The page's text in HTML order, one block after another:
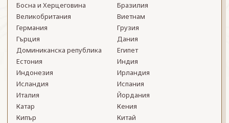
Босна и Херцеговина
Бразилия
Великобритания
Виетнам
Германия
Грузия
Гърция
Дания
Доминиканска република
Египет
Естония
Индия
Индонезия
Ирландия
Исландия
Испания
Италия
Йордания
Катар
Кения
Кипър
Китай